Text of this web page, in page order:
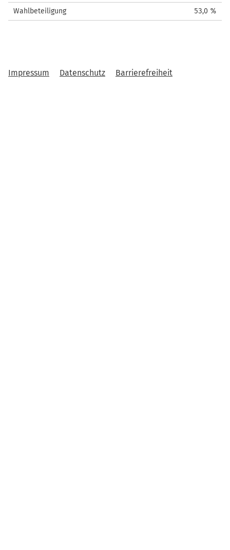
Wahlbeteiligung 53,0 %
Impressum Datenschutz Barrierefreiheit